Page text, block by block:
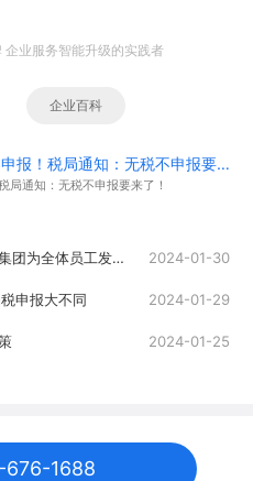
企业服务智能升级的实践者
企业百科
再见了，零申报！税局通知：无税不申报要来了！
局通知：无税不申报要来了！
心系员工，情暖新春——中海启航集团为全体员工发放春节福利 2024-01-30
申报大不同 2024-01-29
2024-01-25
1688